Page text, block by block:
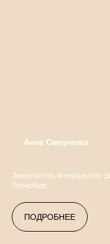
Анна Смирнова
Заместитель
Петербург
ПОДРОБНЕЕ